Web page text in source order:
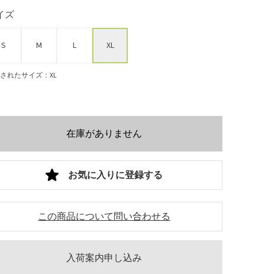
ズ
S M L XL
れたサイズ：XL
在庫がありません
入荷案内申し込み
この商品について問い合わせる
お気に入りに登録する